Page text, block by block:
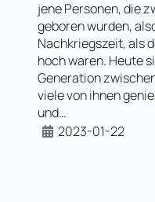
jene Personen, die
geboren wurden,
Nachkriegszeit, als
hoch waren. Heute
Generation
viele von ihnen
und…
2023-01-22